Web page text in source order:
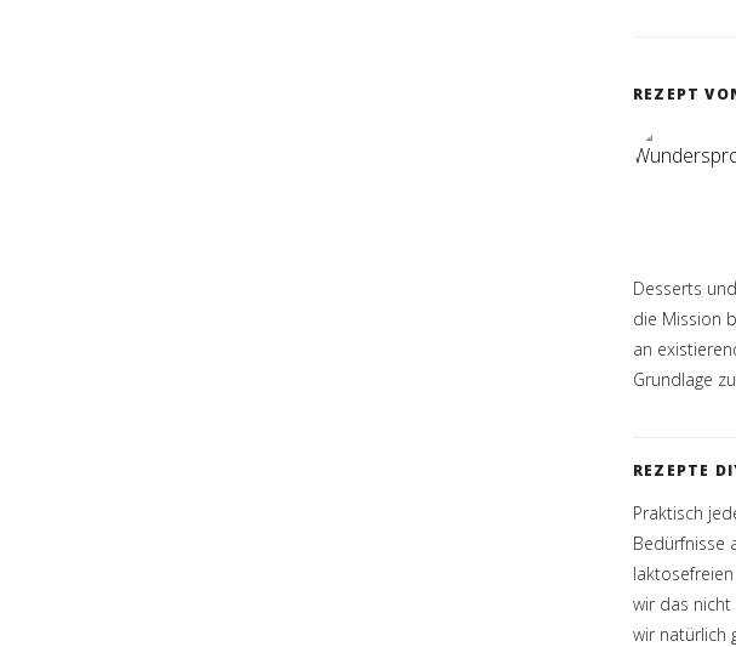
REZEPT
Desserts
die Mission
an
Grundlage
REZEPTE
Praktisch
Bedürfnisse
wir das nicht
wir natürlich